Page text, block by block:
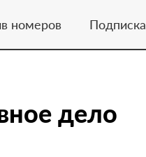
номеров Подписка
дело